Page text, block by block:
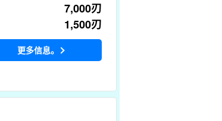
7,000刃
1,500刃
更多信息。